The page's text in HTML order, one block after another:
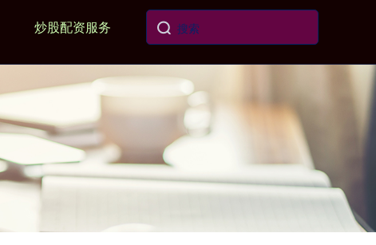
炒股配资服务